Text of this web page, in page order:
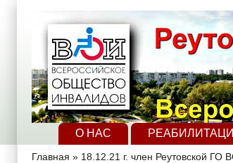
Главное менюО НАС
Вы здесь
Главная » 18.12.21 г. член Реутовской ГО